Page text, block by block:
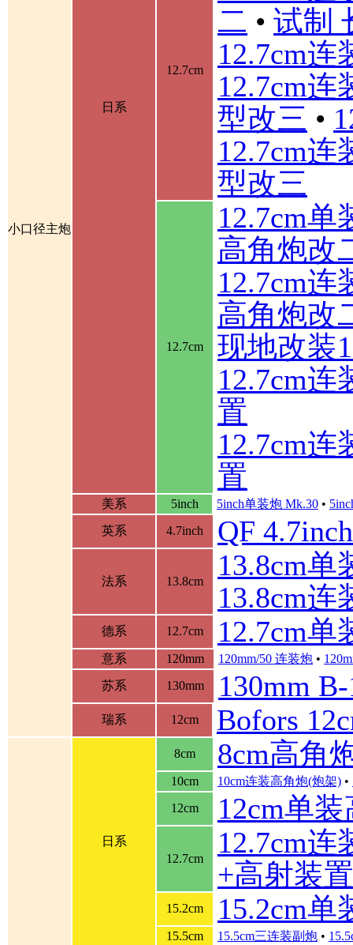
小口径主炮
日系
12.7cm
二 • 试制
12.7cm连
12.7cm连
型改三 •
12.7cm连
型改三
12.7cm
12.7cm
高角炮改
12.7cm
高角炮改
现地改装
12.7cm
置
12.7cm
置
美系 5inch 5inch单装炮 Mk.30 •
英系
4.7inch QF
法系 13.8cm
13.8cm单
13.8cm连
德系 12.7cm 12.7cm单
意系 120mm 120mm/50 连装炮 •
苏系
130mm 130mm
瑞系 12cm Bofors
日系
8cm 8cm高角
10cm 10cm连装高角炮(炮架) •
12cm
12cm单
12.7cm
12.7cm连
+高射装置
15.2cm 15.2cm单
15.5cm 15.5cm三连装副炮 •